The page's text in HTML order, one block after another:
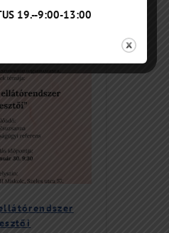
19.--9:00-13:00